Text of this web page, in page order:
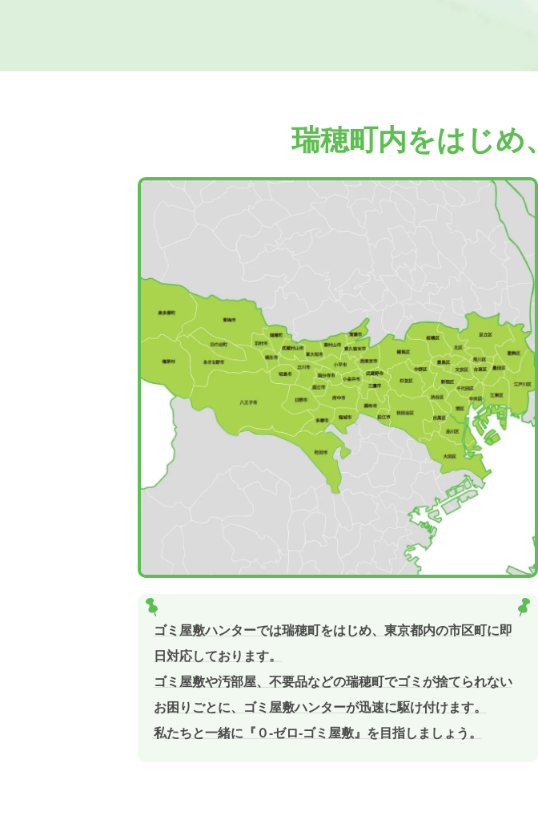
瑞穂町内をはじめ、
ゴミ屋敷ハンターでは瑞穂町をはじめ、東京都内の市区町に即
日対応しております。
ゴミ屋敷や汚部屋、不要品などの瑞穂町でゴミが捨てられない
お困りごとに、ゴミ屋敷ハンターが迅速に駆け付けます。
私たちと一緒に『０-ゼロ-ゴミ屋敷』を目指しましょう。